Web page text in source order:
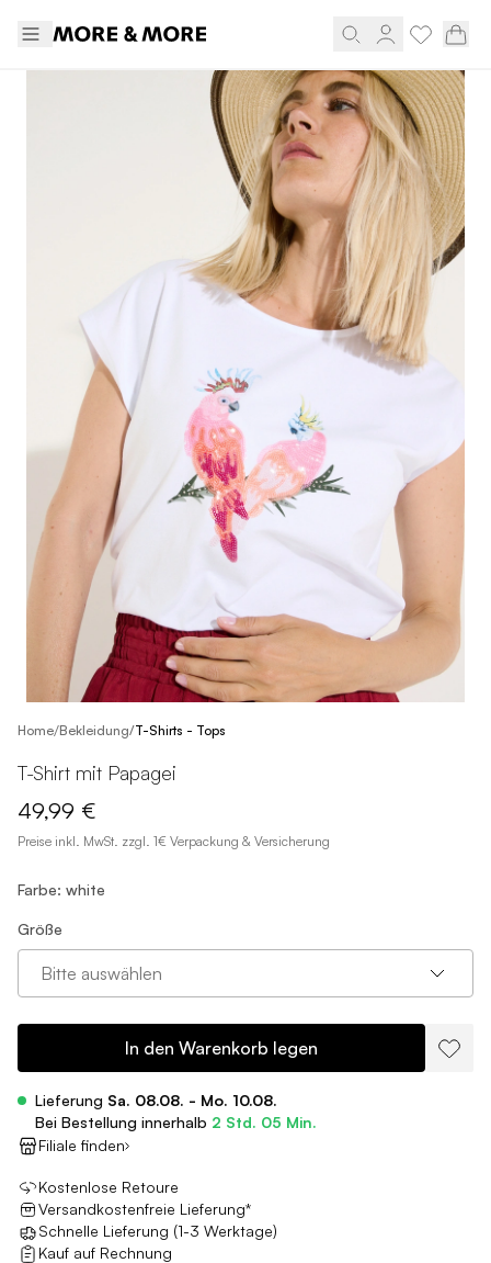
Home/Bekleidung/T-Shirts - Tops
T-Shirt mit Papagei
49,99 €
Preise inkl. MwSt. zzgl. 1€ Verpackung & Versicherung
Farbe: white
Größe
Bitte auswählen
In den Warenkorb legen
Lieferung Sa. 08.08. - Mo. 10.08.
Bei Bestellung innerhalb 2 Std. 05 Min.
Filiale finden
Kostenlose Retoure
Versandkostenfreie Lieferung*
Schnelle Lieferung (1-3 Werktage)
Kauf auf Rechnung